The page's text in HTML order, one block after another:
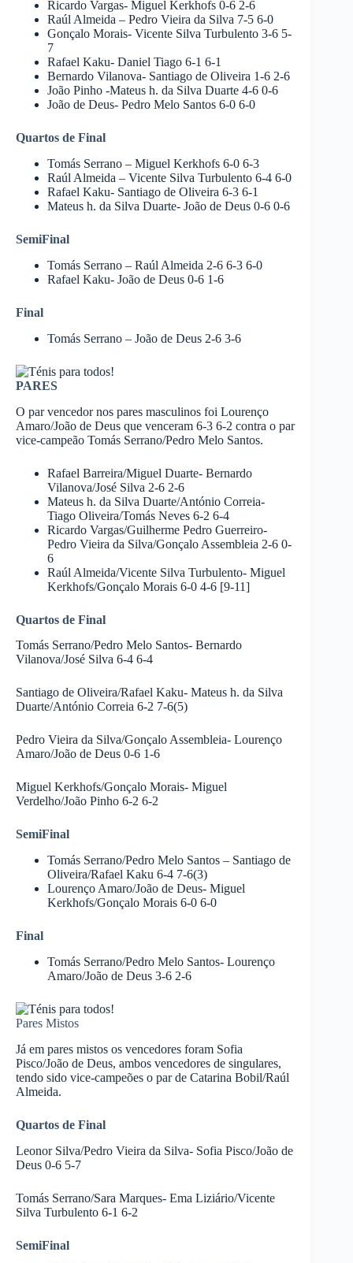
Ricardo Vargas- Miguel Kerkhofs 0-6 2-6
Raúl Almeida – Pedro Vieira da Silva 7-5 6-0
Gonçalo Morais- Vicente Silva Turbulento 3-6 5-
7
Rafael Kaku- Daniel Tiago 6-1 6-1
Bernardo Vilanova- Santiago de Oliveira 1-6 2-6
João Pinho -Mateus h. da Silva Duarte 4-6 0-6
João de Deus- Pedro Melo Santos 6-0 6-0
Quartos de Final
Tomás Serrano – Miguel Kerkhofs 6-0 6-3
Raúl Almeida – Vicente Silva Turbulento 6-4 6-0
Rafael Kaku- Santiago de Oliveira 6-3 6-1
Mateus h. da Silva Duarte- João de Deus 0-6 0-6
SemiFinal
Tomás Serrano – Raúl Almeida 2-6 6-3 6-0
Rafael Kaku- João de Deus 0-6 1-6
Final
Tomás Serrano – João de Deus 2-6 3-6
PARES
O par vencedor nos pares masculinos foi Lourenço
Amaro/João de Deus que venceram 6-3 6-2 contra o par
vice-campeão Tomás Serrano/Pedro Melo Santos.
Rafael Barreira/Miguel Duarte- Bernardo
Vilanova/José Silva 2-6 2-6
Mateus h. da Silva Duarte/António Correia-
Tiago Oliveira/Tomás Neves 6-2 6-4
Ricardo Vargas/Guilherme Pedro Guerreiro-
Pedro Vieira da Silva/Gonçalo Assembleia 2-6 0-
6
Raúl Almeida/Vicente Silva Turbulento- Miguel
Kerkhofs/Gonçalo Morais 6-0 4-6 [9-11]
Quartos de Final
Tomás Serrano/Pedro Melo Santos- Bernardo
Vilanova/José Silva 6-4 6-4
Santiago de Oliveira/Rafael Kaku- Mateus h. da Silva
Duarte/António Correia 6-2 7-6(5)
Pedro Vieira da Silva/Gonçalo Assembleia- Lourenço
Amaro/João de Deus 0-6 1-6
Miguel Kerkhofs/Gonçalo Morais- Miguel
Verdelho/João Pinho 6-2 6-2
SemiFinal
Tomás Serrano/Pedro Melo Santos – Santiago de
Oliveira/Rafael Kaku 6-4 7-6(3)
Lourenço Amaro/João de Deus- Miguel
Kerkhofs/Gonçalo Morais 6-0 6-0
Final
Tomás Serrano/Pedro Melo Santos- Lourenço
Amaro/João de Deus 3-6 2-6
Pares Mistos
Já em pares mistos os vencedores foram Sofia
Pisco/João de Deus, ambos vencedores de singulares,
tendo sido vice-campeões o par de Catarina Bobil/Raúl
Almeida.
Quartos de Final
Leonor Silva/Pedro Vieira da Silva- Sofia Pisco/João de
Deus 0-6 5-7
Tomás Serrano/Sara Marques- Ema Liziário/Vicente
Silva Turbulento 6-1 6-2
SemiFinal